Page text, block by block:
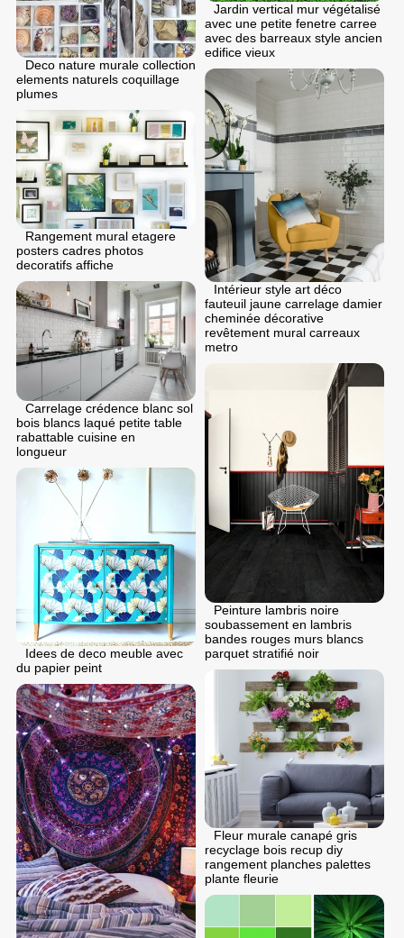
Deco nature murale collection
elements naturels coquillage
plumes
Jardin vertical mur végétalisé
avec une petite fenetre carree
avec des barreaux style ancien
edifice vieux
Intérieur style art déco
fauteuil jaune carrelage damier
cheminée décorative
revêtement mural carreaux
metro
Rangement mural etagere
posters cadres photos
decoratifs affiche
Carrelage crédence blanc sol
bois blancs laqué petite table
rabattable cuisine en
longueur
Peinture lambris noire
soubassement en lambris
bandes rouges murs blancs
parquet stratifié noir
Idees de deco meuble avec
du papier peint
Fleur murale canapé gris
recyclage bois recup diy
rangement planches palettes
plante fleurie